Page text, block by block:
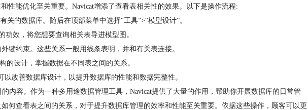
性能优化至关重要。Navicat增添了查看表相关性的效果。以下是操作流程:
的数据库。随后在顶部菜单中选择“工具”>“模型设计”。
功效，将您想要查询相关表导进模型图。
键约束。这些关系一般用线条表明，并和有关表连接。
的设计，掌握数据在不同表之间的关系。
改善数据库设计，以提升数据库的性能和数据完整性。
内容。作为一种多用途数据管理工具，Navicat提供了大量的作用，帮助你开展数据库的日常管
何查看表之间的关系，对于提升数据库管理的效率和性能至关重要。依据这些操作，顾客可以更